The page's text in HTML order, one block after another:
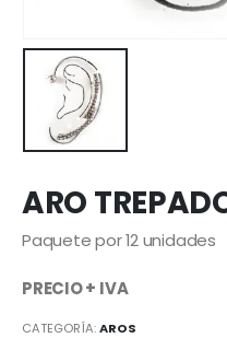
ARO
Paquete por 12 unidades
PRECIO + IVA
CATEGORÍA:AROS